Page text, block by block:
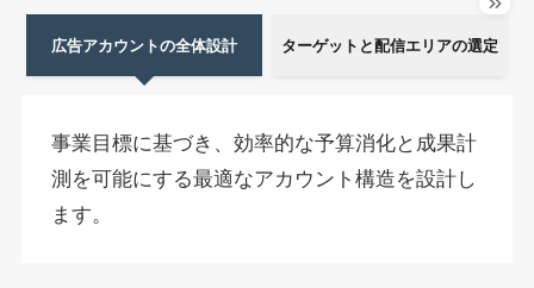
広告アカウントの全体設計 ターゲットと配信エリアの選定
事業目標に基づき、効率的な予算消化と成果計
測を可能にする最適なアカウント構造を設計し
ます。